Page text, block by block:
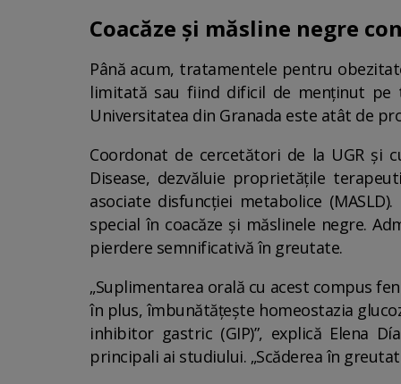
Coacăze și măsline negre
Până acum, tratamentele pentru
limitată sau fiind dificil de menținut pe
Universitatea din Granada este atât de
Coordonat de cercetători de la UGR și
Disease, dezvăluie proprietățile
asociate disfuncției metabolice
special în coacăze și măslinele negre.
pierdere semnificativă în greutate.
„Suplimentarea orală cu acest compus
în plus, îmbunătățește homeostazia
inhibitor gastric (GIP)”, explică Elena
principali ai studiului. „Scăderea în